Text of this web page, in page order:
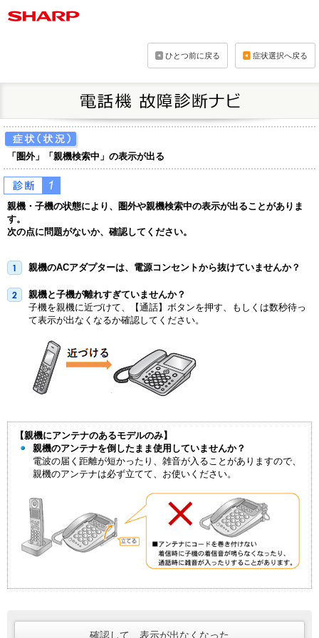
「圏外」「親機検索中」の表示が出る
親機・子機の状態により、圏外や親機検索中の表示が出ることがありま
す。
次の点に問題がないか、確認してください。
親機のACアダプターは、電源コンセントから抜けていませんか？
親機と子機が離れすぎていませんか？
子機を親機に近づけて、【通話】ボタンを押す、もしくは数秒待っ
て表示が出なくなるか確認してください。
【親機にアンテナのあるモデルのみ】
親機のアンテナを倒したまま使用していませんか？
電波の届く距離が短かったり、雑音が入ることがありますので、
親機のアンテナは必ず立てて、お使いください。
確認して、表示が出なくなった